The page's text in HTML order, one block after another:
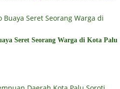
Seret Seorang Warga di Kota Palu